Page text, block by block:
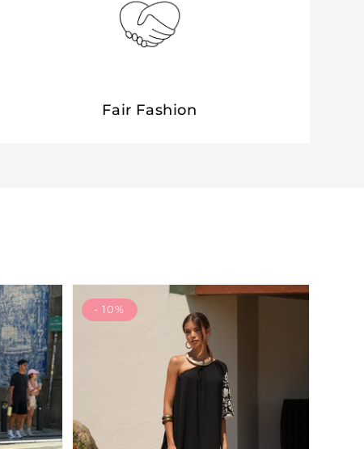
Fair Fashion
- 10%